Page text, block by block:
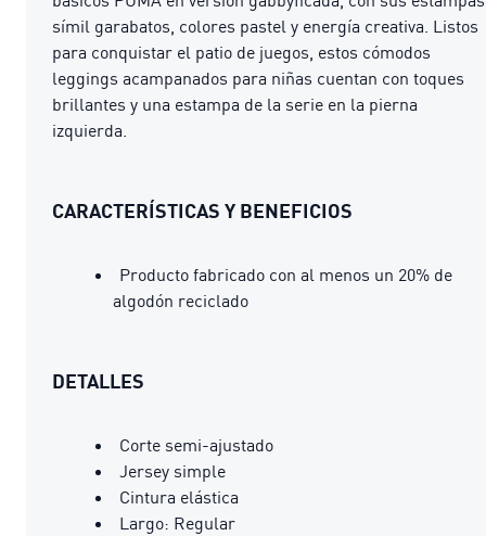
símil garabatos, colores pastel y energía creativa. Listos
para conquistar el patio de juegos, estos cómodos
leggings acampanados para niñas cuentan con toques
brillantes y una estampa de la serie en la pierna
izquierda.
CARACTERÍSTICAS Y BENEFICIOS
Producto fabricado con al menos un 20% de
algodón reciclado
DETALLES
Corte semi-ajustado
Jersey simple
Cintura elástica
Largo: Regular